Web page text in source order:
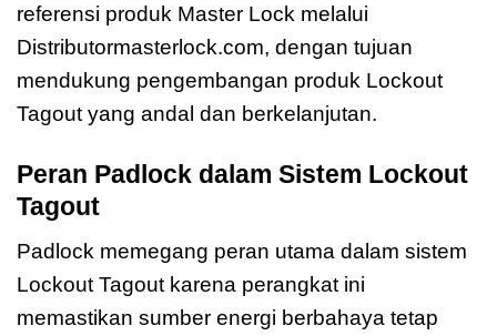
referensi produk Master Lock melalui
Distributormasterlock.com, dengan tujuan
mendukung pengembangan produk Lockout
Tagout yang andal dan berkelanjutan.
Peran Padlock dalam Sistem Lockout
Tagout
Padlock memegang peran utama dalam sistem
Lockout Tagout karena perangkat ini
memastikan sumber energi berbahaya tetap